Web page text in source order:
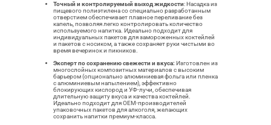
Точный и контролируемый выход жидкости: Насадка из
пищевого полиэтилена со специально разработанным
отверстием обеспечивает плавное переливание без
капель, позволяя легко контролировать количество
используемого напитка. Идеально подходит для
индивидуальных пакетов для замороженных коктейлей
и пакетов с носиком, а также сохраняет руки чистыми во
время вечеринок и пикников.
Эксперт по сохранению свежести и вкуса: Изготовлен из
многослойных композитных материалов с высоким
барьером (опционально алюминиевая фольга или пленка
с алюминиевым напылением), эффективно
блокирующих кислород и УФ-лучи, обеспечивая
длительную защиту вкуса и качества коктейлей.
Идеально подходит для OEM-производителей
упаковочных пакетов для алкоголя, желающих
сохранить напитки премиум-класса.